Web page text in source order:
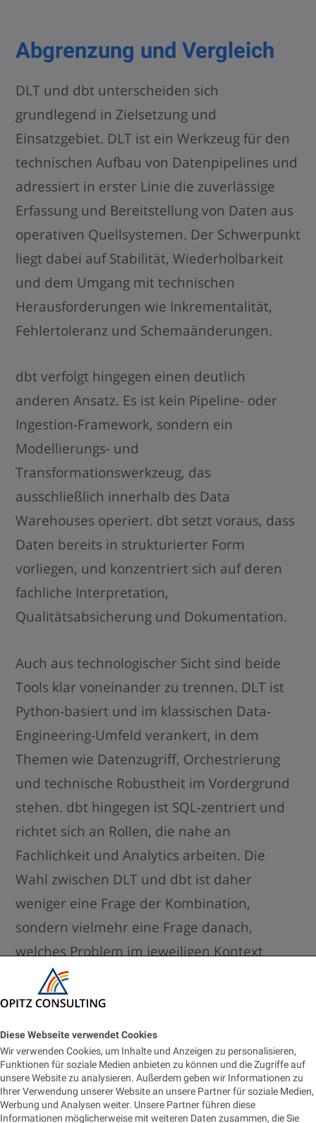
Diese Webseite verwendet Cookies
Wir verwenden Cookies, um Inhalte und Anzeigen zu personalisieren,
Funktionen für soziale Medien anbieten zu können und die Zugriffe auf
unsere Website zu analysieren. Außerdem geben wir Informationen zu
Ihrer Verwendung unserer Website an unsere Partner für soziale Medien,
Werbung und Analysen weiter. Unsere Partner führen diese
Informationen möglicherweise mit weiteren Daten zusammen, die Sie
Abgrenzung und Vergleich
DLT und dbt unterscheiden sich
grundlegend in Zielsetzung und
Einsatzgebiet. DLT ist ein Werkzeug für den
technischen Aufbau von Datenpipelines und
adressiert in erster Linie die zuverlässige
Erfassung und Bereitstellung von Daten aus
operativen Quellsystemen. Der Schwerpunkt
liegt dabei auf Stabilität, Wiederholbarkeit
und dem Umgang mit technischen
Herausforderungen wie Inkrementalität,
Fehlertoleranz und Schemaänderungen.
dbt verfolgt hingegen einen deutlich
anderen Ansatz. Es ist kein Pipeline- oder
Ingestion-Framework, sondern ein
Modellierungs- und
Transformationswerkzeug, das
ausschließlich innerhalb des Data
Warehouses operiert. dbt setzt voraus, dass
Daten bereits in strukturierter Form
vorliegen, und konzentriert sich auf deren
fachliche Interpretation,
Qualitätsabsicherung und Dokumentation.
Auch aus technologischer Sicht sind beide
Tools klar voneinander zu trennen. DLT ist
Python-basiert und im klassischen Data-
Engineering-Umfeld verankert, in dem
Themen wie Datenzugriff, Orchestrierung
und technische Robustheit im Vordergrund
stehen. dbt hingegen ist SQL-zentriert und
richtet sich an Rollen, die nahe an
Fachlichkeit und Analytics arbeiten. Die
Wahl zwischen DLT und dbt ist daher
weniger eine Frage der Kombination,
sondern vielmehr eine Frage danach,
welches Problem im jeweiligen Kontext
gelöst werden soll.
Vorteile und Grenzen von
DLT
DLT überzeugt insbesondere durch seine